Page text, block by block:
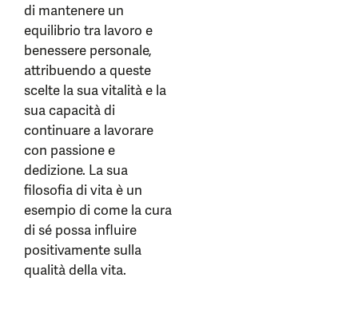
di mantenere un
equilibrio tra lavoro e
benessere personale,
attribuendo a queste
scelte la sua vitalità e la
sua capacità di
continuare a lavorare
con passione e
dedizione. La sua
filosofia di vita è un
esempio di come la cura
di sé possa influire
positivamente sulla
qualità della vita.